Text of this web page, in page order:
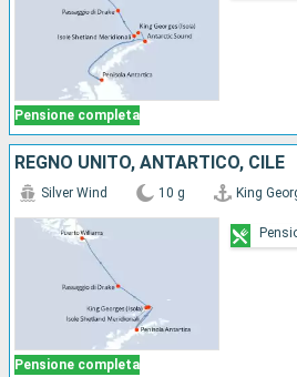
Pensione completa
REGNO UNITO, ANTARTICO, CILE
Pensione completa
Silver Wind 10 g King